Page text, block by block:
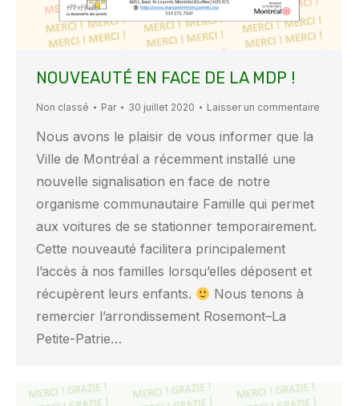
NOUVEAUTÉ EN FACE DE LA MDP !
Non classé Par 30 juillet 2020 Laisser un commentaire
Nous avons le plaisir de vous informer que la
Ville de Montréal a récemment installé une
nouvelle signalisation en face de notre
organisme communautaire Famille qui permet
aux voitures de se stationner temporairement.
Cette nouveauté facilitera principalement
l’accès à nos familles lorsqu’elles déposent et
récupèrent leurs enfants.
Nous tenons à
remercier l’arrondissement Rosemont–La
Petite-Patrie…